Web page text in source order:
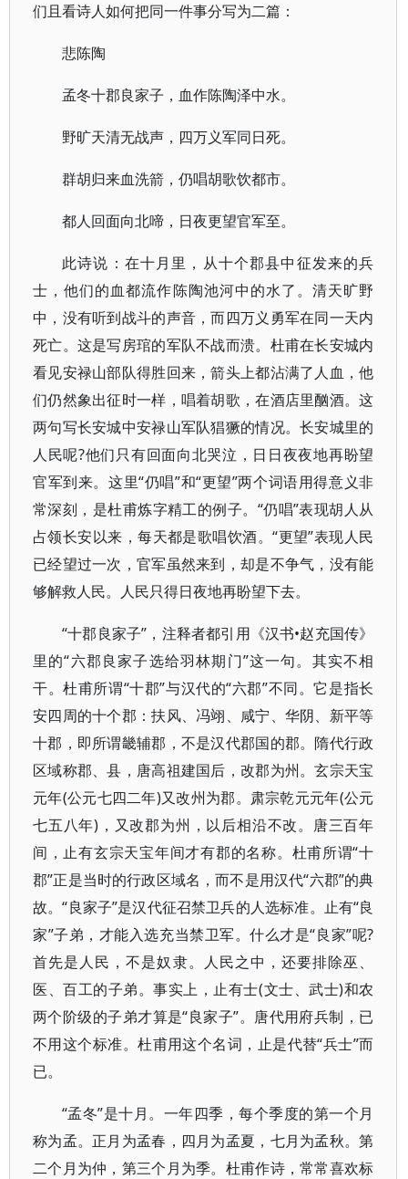
们且看诗人如何把同一件事分写为二篇：
悲陈陶
孟冬十郡良家子，血作陈陶泽中水。
野旷天清无战声，四万义军同日死。
群胡归来血洗箭，仍唱胡歌饮都市。
都人回面向北啼，日夜更望官军至。
此诗说：在十月里，从十个郡县中征发来的兵
士，他们的血都流作陈陶池河中的水了。清天旷野
中，没有听到战斗的声音，而四万义勇军在同一天内
死亡。这是写房琯的军队不战而溃。杜甫在长安城内
看见安禄山部队得胜回来，箭头上都沾满了人血，他
们仍然象出征时一样，唱着胡歌，在酒店里酗酒。这
两句写长安城中安禄山军队猖獗的情况。长安城里的
人民呢?他们只有回面向北哭泣，日日夜夜地再盼望
官军到来。这里“仍唱”和“更望”两个词语用得意义非
常深刻，是杜甫炼字精工的例子。“仍唱”表现胡人从
占领长安以来，每天都是歌唱饮酒。“更望”表现人民
已经望过一次，官军虽然来到，却是不争气，没有能
够解救人民。人民只得日夜地再盼望下去。
“十郡良家子”，注释者都引用《汉书•赵充国传》
里的“六郡良家子选给羽林期门”这一句。其实不相
干。杜甫所谓“十郡”与汉代的“六郡”不同。它是指长
安四周的十个郡：扶风、冯翊、咸宁、华阴、新平等
十郡，即所谓畿辅郡，不是汉代郡国的郡。隋代行政
区域称郡、县，唐高祖建国后，改郡为州。玄宗天宝
元年(公元七四二年)又改州为郡。肃宗乾元元年(公元
七五八年)，又改郡为州，以后相沿不改。唐三百年
间，止有玄宗天宝年间才有郡的名称。杜甫所谓“十
郡”正是当时的行政区域名，而不是用汉代“六郡”的典
故。“良家子”是汉代征召禁卫兵的人选标准。止有“良
家”子弟，才能入选充当禁卫军。什么才是“良家”呢?
首先是人民，不是奴隶。人民之中，还要排除巫、
医、百工的子弟。事实上，止有士(文士、武士)和农
两个阶级的子弟才算是“良家子”。唐代用府兵制，已
不用这个标准。杜甫用这个名词，止是代替“兵士”而
已。
“孟冬”是十月。一年四季，每个季度的第一个月
称为孟。正月为孟春，四月为孟夏，七月为孟秋。第
二个月为仲，第三个月为季。杜甫作诗，常常喜欢标